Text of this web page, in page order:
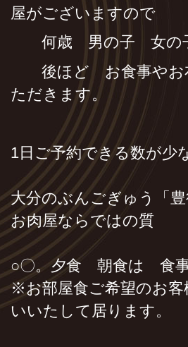
屋がございますので
何歳 男の子 女の子
後ほど お食事やお
ただきます。
1日ご予約できる数が少
大分のぶんごぎゅう「
お肉屋ならではの質
○〇。夕食 朝食は 食
※お部屋食ご希望のお
いいたして居ります。